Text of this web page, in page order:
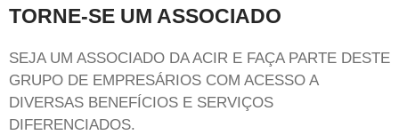
TORNE-SE UM ASSOCIADO
SEJA UM ASSOCIADO DA ACIR E FAÇA PARTE DESTE
GRUPO DE EMPRESÁRIOS COM ACESSO A
DIVERSAS BENEFÍCIOS E SERVIÇOS
DIFERENCIADOS.